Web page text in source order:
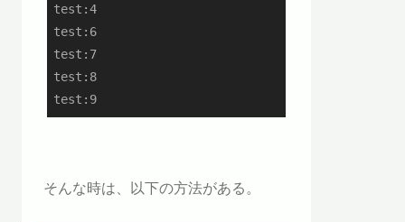
test:4
test:6
test:7
test:8
test:9
そんな時は、以下の方法がある。